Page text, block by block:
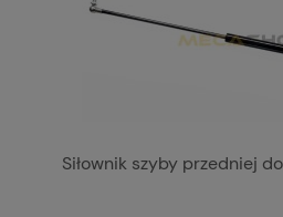
Siłownik szyby przedniej